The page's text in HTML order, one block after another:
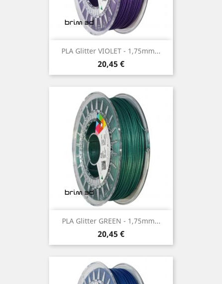
PLA Glitter VIOLET - 1,75mm...
Preço
20,45 €
PLA Glitter GREEN - 1,75mm...
Preço
20,45 €